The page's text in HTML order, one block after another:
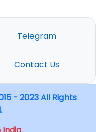
Telegram
Contact Us
- 2023 All Rights